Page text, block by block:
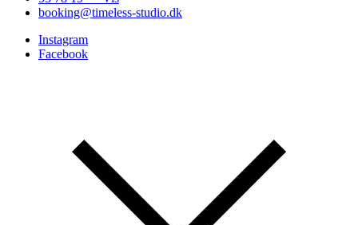
booking@timeless-studio.dk
Instagram
Facebook